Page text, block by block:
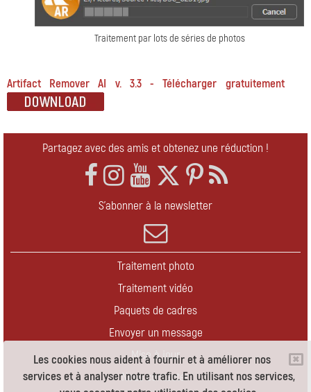
Les cookies nous aident à fournir et à améliorer nos
services et à analyser notre trafic. En utilisant nos services,
Traitement par lots de séries de photos
Artifact Remover AI v. 3.3 - Télécharger gratuitement
Partagez avec des amis et obtenez une réduction !
S'abonner à la newsletter
Traitement photo
Traitement vidéo
Paquets de cadres
Envoyer un message
Mise à jour
Nous contacter